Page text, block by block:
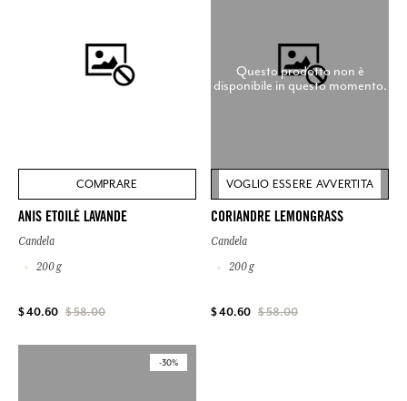
COMPRARE
ANIS ETOILÉ LAVANDE
Candela
200 g
$ 40.60 $ 58.00
Questo prodotto non è
disponibile in questo momento.
VOGLIO ESSERE AVVERTITA
CORIANDRE LEMONGRASS
Candela
200 g
$ 40.60 $ 58.00
-30%